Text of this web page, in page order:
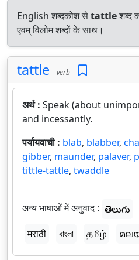
English शब्दकोश सेtattleशब्द
एवम् विलोम शब्दों के साथ।
tattle verb
अर्थ : Speak (about
and incessantly.
पर्यायवाची : blab, blabber,
gibber, maunder, palaver,
tittle-tattle, twaddle
अन्य भाषाओं में अनुवाद : తెలుగు
मराठी
বাংলা தமிழ்